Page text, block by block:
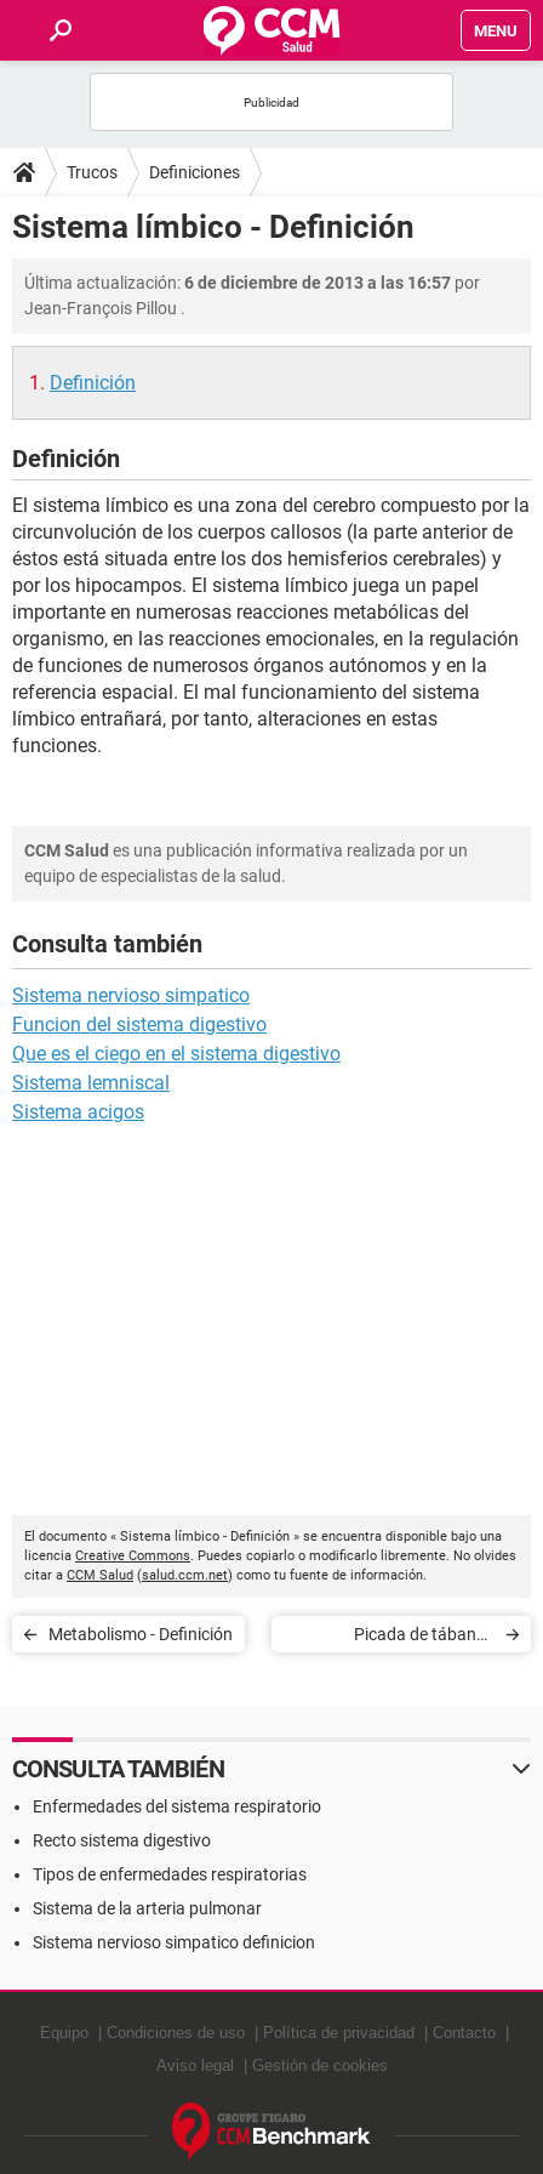
MENU
FOROS
SALUD
FAMILIA
NUTRICIÓN
SEXUALIDAD
GLOSARIO
Trucos Definiciones
Sistema límbico - Definición
Última actualización:6 de diciembre de 2013 a las 16:57 por
Jean-François Pillou .
Definición
Definición
El sistema límbico es una zona del cerebro compuesto por la
circunvolución de los cuerpos callosos (la parte anterior de
éstos está situada entre los dos hemisferios cerebrales) y
por los hipocampos. El sistema límbico juega un papel
importante en numerosas reacciones metabólicas del
organismo, en las reacciones emocionales, en la regulación
de funciones de numerosos órganos autónomos y en la
referencia espacial. El mal funcionamiento del sistema
límbico entrañará, por tanto, alteraciones en estas
funciones.
CCM Salud es una publicación informativa realizada por un
equipo de especialistas de la salud.
Consulta también
Sistema nervioso simpatico
Funcion del sistema digestivo
Que es el ciego en el sistema digestivo
Sistema lemniscal
Sistema acigos
El documento « Sistema límbico - Definición » se encuentra disponible bajo una
licencia Creative Commons. Puedes copiarlo o modificarlo libremente. No olvides
citar a CCM Salud (salud.ccm.net) como tu fuente de información.
Metabolismo - Definición
Picada de tábano -
CONSULTA TAMBIÉN
Enfermedades del sistema respiratorio
Recto sistema digestivo
Tipos de enfermedades respiratorias
Sistema de la arteria pulmonar
Sistema nervioso simpatico definicion
Equipo Condiciones de uso Política de privacidad
Contacto
Aviso legal
Gestión de cookies